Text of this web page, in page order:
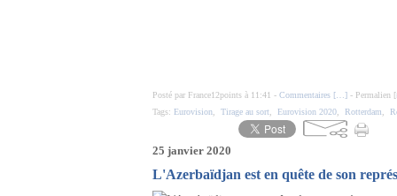
Posté par France12points à 11:41 - Commentaires [ ] - Permalien [
Tags: Eurovision Tirage au sort Eurovision 2020 Rotterdam
25 janvier 2020
L'Azerbaïdjan est en quête de son